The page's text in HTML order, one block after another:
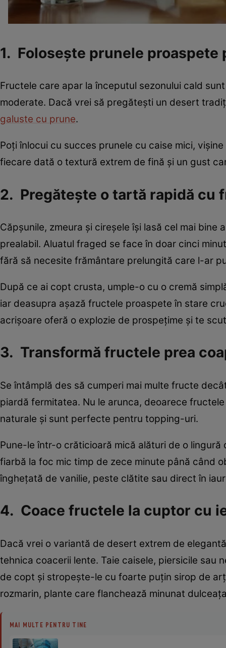
1. Folosește prunele
Fructele care apar la începutul sezonului cald
moderate. Dacă vrei să pregătești un desert
galuste cu prune.
Poți înlocui cu succes prunele cu caise mici,
fiecare dată o textură extrem de fină și un gust
2. Pregătește o tartă rapidă cu
Căpșunile, zmeura și cireșele își lasă cel mai
prealabil. Aluatul fraged se face în doar cinci
fără să necesite frământare prelungită care l-ar
După ce ai copt crusta, umple-o cu o cremă
iar deasupra așază fructele proaspete în stare
acrișoare oferă o explozie de prospețime și te
3. Transformă fructele prea
Se întâmplă des să cumperi mai multe fructe
piardă fermitatea. Nu le arunca, deoarece
naturale și sunt perfecte pentru topping-uri.
Pune-le într-o crăticioară mică alături de o
fiarbă la foc mic timp de zece minute până când
înghețată de vanilie, peste clătite sau direct în
4. Coace fructele la cuptor cu
Dacă vrei o variantă de desert extrem de
tehnica coacerii lente. Taie caisele, piersicile
de copt și stropește-le cu foarte puțin sirop de
rozmarin, plante care flanchează minunat
MAI MULTE PENTRU TINE